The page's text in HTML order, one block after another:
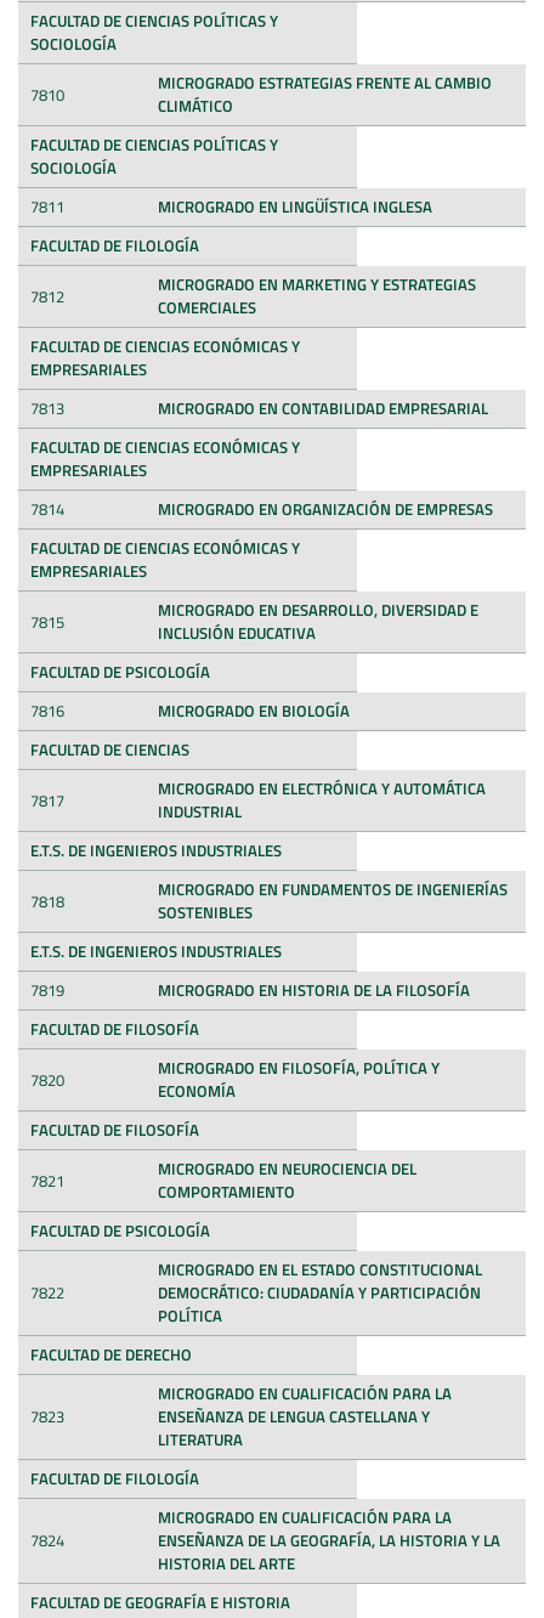
FACULTAD DE CIENCIAS POLÍTICAS Y
SOCIOLOGÍA
7810
MICROGRADO ESTRATEGIAS FRENTE AL CAMBIO
CLIMÁTICO
FACULTAD DE CIENCIAS POLÍTICAS Y
SOCIOLOGÍA
7811
MICROGRADO EN LINGÜÍSTICA INGLESA
FACULTAD DE FILOLOGÍA
7812
MICROGRADO EN MARKETING Y ESTRATEGIAS
COMERCIALES
FACULTAD DE CIENCIAS ECONÓMICAS Y
EMPRESARIALES
7813
MICROGRADO EN CONTABILIDAD EMPRESARIAL
FACULTAD DE CIENCIAS ECONÓMICAS Y
EMPRESARIALES
7814
MICROGRADO EN ORGANIZACIÓN DE EMPRESAS
FACULTAD DE CIENCIAS ECONÓMICAS Y
EMPRESARIALES
7815
MICROGRADO EN DESARROLLO, DIVERSIDAD E
INCLUSIÓN EDUCATIVA
FACULTAD DE PSICOLOGÍA
7816
MICROGRADO EN BIOLOGÍA
FACULTAD DE CIENCIAS
7817
MICROGRADO EN ELECTRÓNICA Y AUTOMÁTICA
INDUSTRIAL
E.T.S. DE INGENIEROS INDUSTRIALES
7818
MICROGRADO EN FUNDAMENTOS DE INGENIERÍAS
SOSTENIBLES
E.T.S. DE INGENIEROS INDUSTRIALES
7819
MICROGRADO EN HISTORIA DE LA FILOSOFÍA
FACULTAD DE FILOSOFÍA
7820
MICROGRADO EN FILOSOFÍA, POLÍTICA Y
ECONOMÍA
FACULTAD DE FILOSOFÍA
7821
MICROGRADO EN NEUROCIENCIA DEL
COMPORTAMIENTO
FACULTAD DE PSICOLOGÍA
7822
MICROGRADO EN EL ESTADO CONSTITUCIONAL
DEMOCRÁTICO: CIUDADANÍA Y PARTICIPACIÓN
POLÍTICA
FACULTAD DE DERECHO
7823
MICROGRADO EN CUALIFICACIÓN PARA LA
ENSEÑANZA DE LENGUA CASTELLANA Y
LITERATURA
FACULTAD DE FILOLOGÍA
7824
MICROGRADO EN CUALIFICACIÓN PARA LA
ENSEÑANZA DE LA GEOGRAFÍA, LA HISTORIA Y LA
HISTORIA DEL ARTE
FACULTAD DE GEOGRAFÍA E HISTORIA